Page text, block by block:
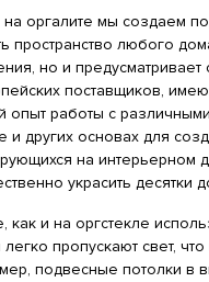
оргалите мы создаем
пространство любого
но и
поставщиков,
опыт работы с
и других основах для
на
украсить десятки
как и на оргстекле
пропускают свет,
подвесные потолки